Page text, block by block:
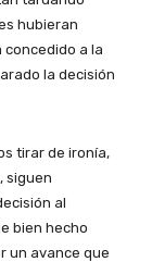
hubieran
concedido a la
la decisión
tirar de ironía,
siguen
al
bien hecho
un avance que